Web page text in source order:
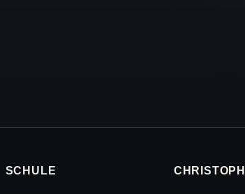
SCHULE CHRISTOPH